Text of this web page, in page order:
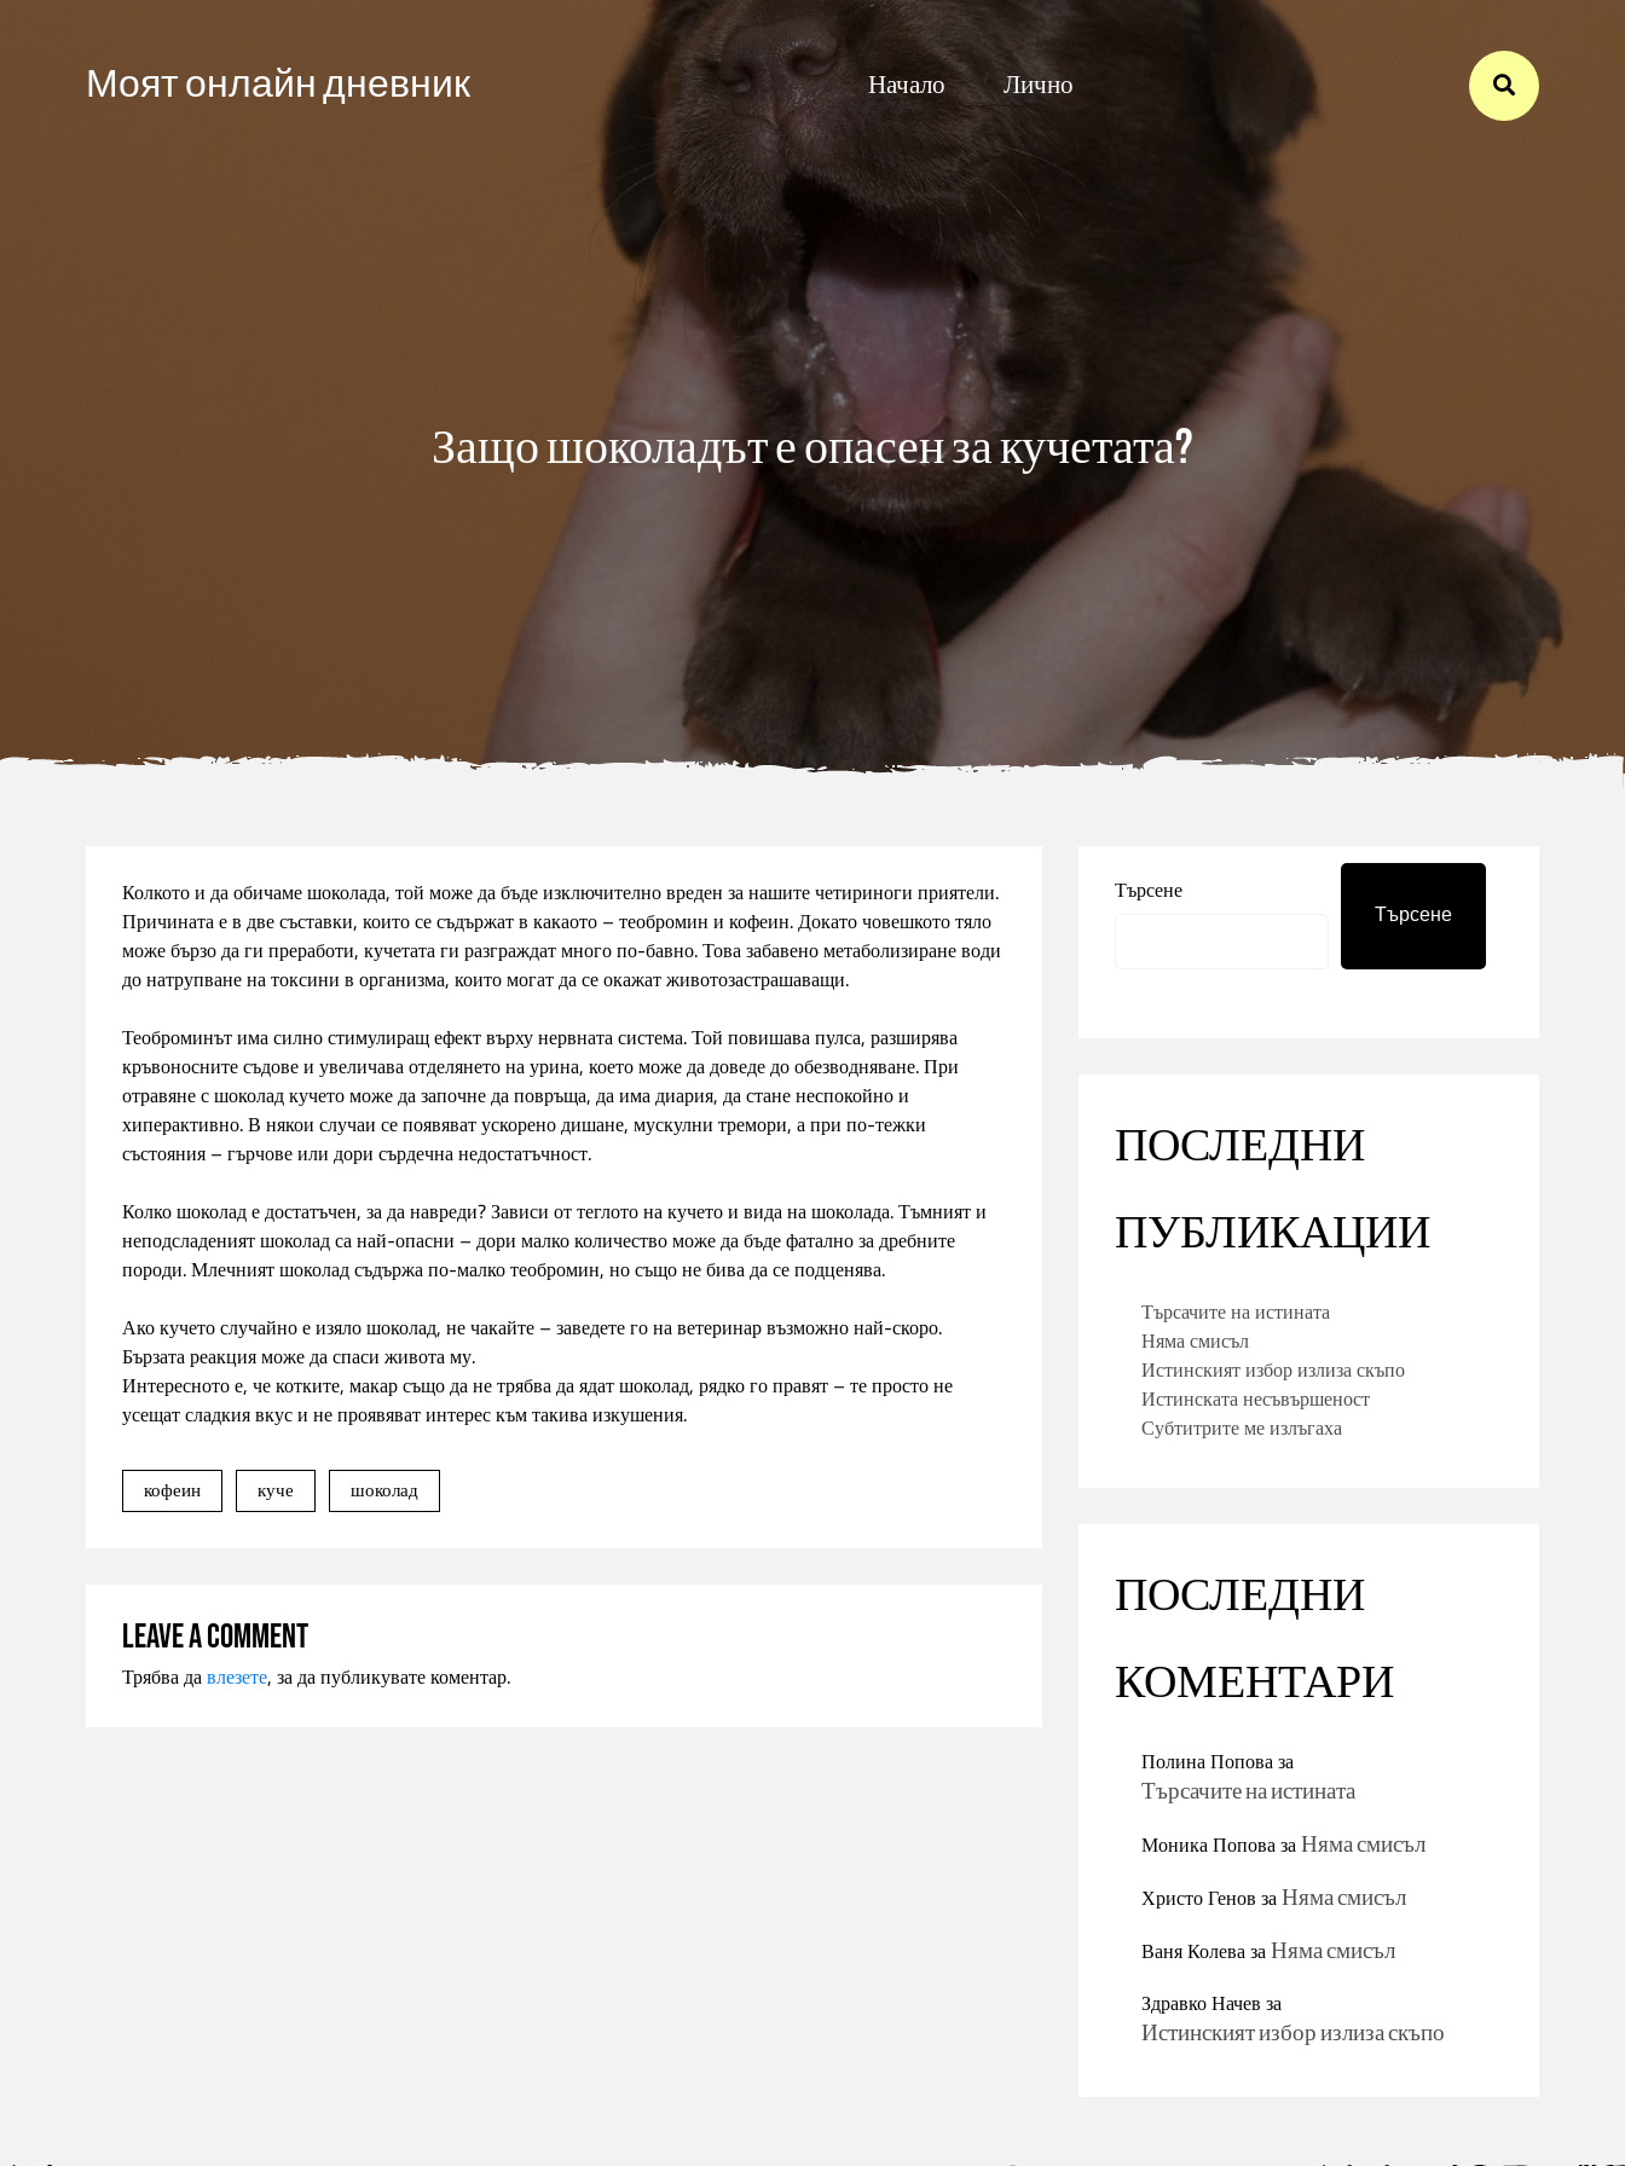
Моят онлайн дневник Начало Лично
Защо шоколадът е опасен за кучетата?
Колкото и да обичаме шоколада, той може да бъде изключително вреден за нашите четириноги приятели.
Причината е в две съставки, които се съдържат в какаото – теобромин и кофеин. Докато човешкото тяло
може бързо да ги преработи, кучетата ги разграждат много по-бавно. Това забавено метаболизиране води
до натрупване на токсини в организма, които могат да се окажат животозастрашаващи.
Теоброминът има силно стимулиращ ефект върху нервната система. Той повишава пулса, разширява
кръвоносните съдове и увеличава отделянето на урина, което може да доведе до обезводняване. При
отравяне с шоколад кучето може да започне да повръща, да има диария, да стане неспокойно и
хиперактивно. В някои случаи се появяват ускорено дишане, мускулни тремори, а при по-тежки
състояния – гърчове или дори сърдечна недостатъчност.
Колко шоколад е достатъчен, за да навреди? Зависи от теглото на кучето и вида на шоколада. Тъмният и
неподсладеният шоколад са най-опасни – дори малко количество може да бъде фатално за дребните
породи. Млечният шоколад съдържа по-малко теобромин, но също не бива да се подценява.
Ако кучето случайно е изяло шоколад, не чакайте – заведете го на ветеринар възможно най-скоро.
Бързата реакция може да спаси живота му.
Интересното е, че котките, макар също да не трябва да ядат шоколад, рядко го правят – те просто не
усещат сладкия вкус и не проявяват интерес към такива изкушения.
кофеин куче шоколад
Leave a comment
Трябва давлезете, за да публикувате коментар.
Търсене
Търсене
ПОСЛЕДНИ
ПУБЛИКАЦИИ
Търсачите на истината
Няма смисъл
Истинският избор излиза скъпо
Истинската несъвършеност
Субтитрите ме излъгаха
ПОСЛЕДНИ
КОМЕНТАРИ
Полина Поповаза
Търсачите на истината
Моника ПоповазаНяма смисъл
Христо ГеновзаНяма смисъл
Ваня КолевазаНяма смисъл
Здравко Начевза
Истинският избор излиза скъпо